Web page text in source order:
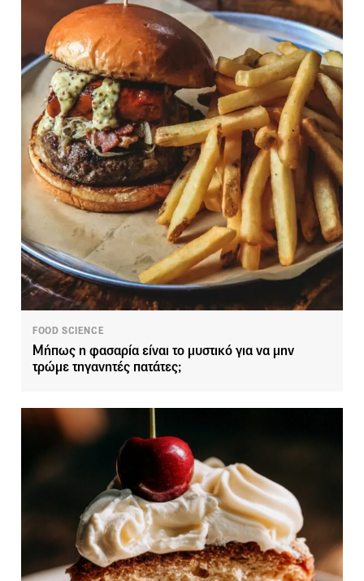
FOOD SCIENCE
Μήπως η φασαρία είναι το μυστικό για να μην
τρώμε τηγανητές πατάτες;